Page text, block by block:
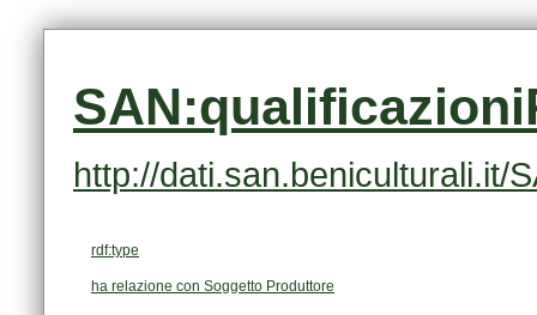
http://dati.san.beniculturali.it/
rdf:type
ha relazione con Soggetto Produttore